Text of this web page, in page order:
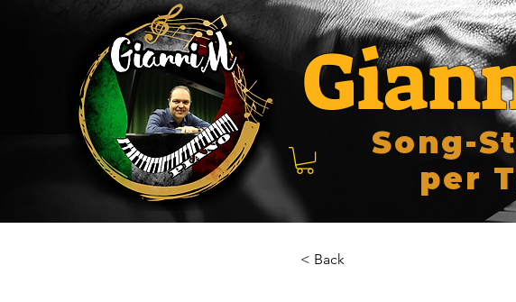
Song-
per
< Back